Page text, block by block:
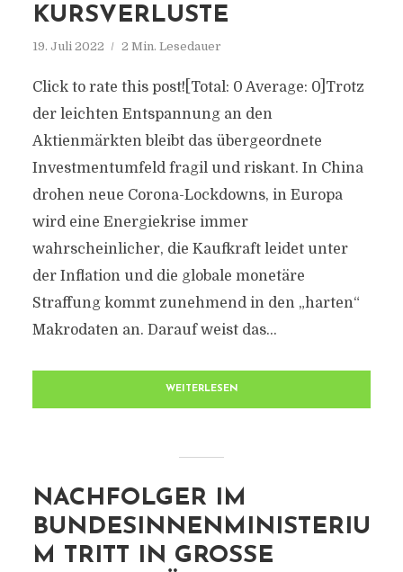
KURSVERLUSTE
19. Juli 2022 2 Min. Lesedauer
Click to rate this post![Total: 0 Average: 0]Trotz
der leichten Entspannung an den
Aktienmärkten bleibt das übergeordnete
Investmentumfeld fragil und riskant. In China
drohen neue Corona-Lockdowns, in Europa
wird eine Energiekrise immer
wahrscheinlicher, die Kaufkraft leidet unter
der Inflation und die globale monetäre
Straffung kommt zunehmend in den „harten“
Makrodaten an. Darauf weist das...
WEITERLESEN
NACHFOLGER IM
BUNDESINNENMINISTERIU
M TRITT IN GROSSE F